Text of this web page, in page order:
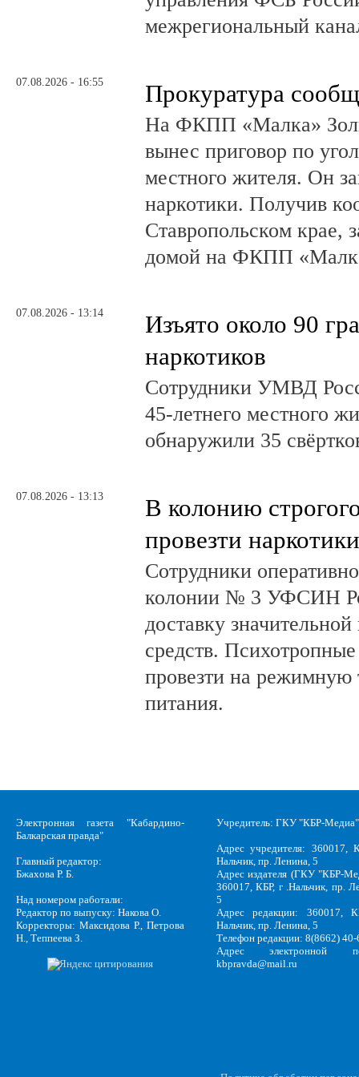
межрегиональный
07.08.2026 - 16:55 Прокуратура
На ФКПП «Малка»
вынес приговор по
местного жителя. Он
наркотики. Получив
Ставропольском крае,
домой на ФКПП
07.08.2026 - 13:14
Изъято около 90
наркотиков
Сотрудники УМВД
45-летнего местного
обнаружили 35
07.08.2026 - 13:13
В колонию
провезти наркотики
Сотрудники
колонии № 3 УФСИН
доставку
средств.
провезти на режимную
питания.
Электронная газета "Кабардино-
Балкарская правда"
Главный редактор:
Бжахова Р. Б.
Над номером работали:
Редактор по выпуску: Накова О.
Корректоры: Максидова Р., Петрова
Н., Теппеева З.
Учредитель: ГКУ "КБР-Медиа"
Адрес учредителя: 360017,
Нальчик, пр. Ленина, 5
Адрес издателя (ГКУ "КБР-
360017, КБР, г .Нальчик, пр.
5
Адрес редакции: 360017,
Нальчик, пр. Ленина, 5
Телефон редакции: 8(8662)
Адрес электронной
kbpravda@mail.ru